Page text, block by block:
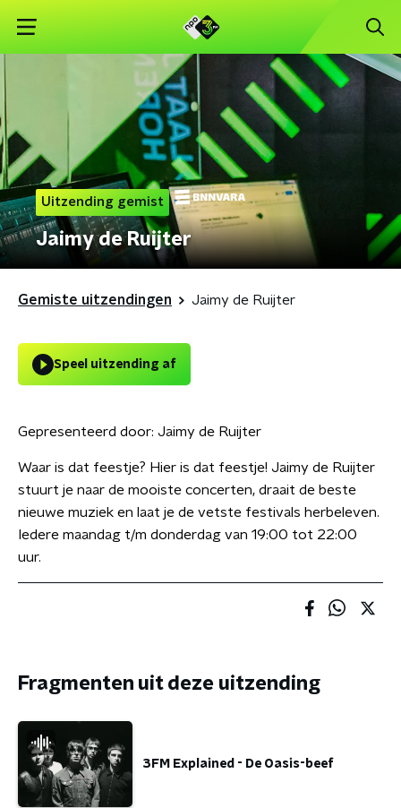
Uitzending gemist
Jaimy de Ruijter
Gemiste uitzendingen Jaimy de Ruijter
Speel uitzending af
Gepresenteerd door: Jaimy de Ruijter
Waar is dat feestje? Hier is dat feestje! Jaimy de Ruijter
stuurt je naar de mooiste concerten, draait de beste
nieuwe muziek en laat je de vetste festivals herbeleven.
Iedere maandag t/m donderdag van 19:00 tot 22:00
uur.
Fragmenten uit deze uitzending
3FM Explained - De Oasis-beef